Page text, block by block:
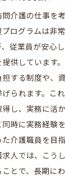
介護の仕事を
ログラムは非
従業員が安心
供しています
担する制度や、
られます。こ
し、実務に活
同時に実務経験
介護職員を目
人では、こう
とで、長期に